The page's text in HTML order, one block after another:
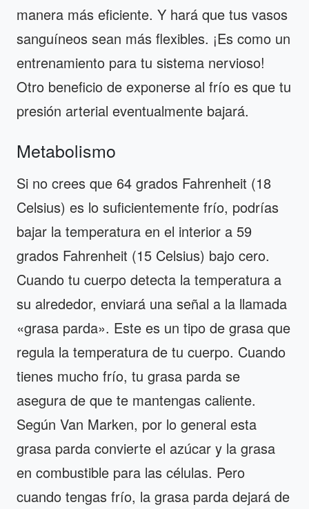
manera más eficiente. Y hará que tus vasos
sanguíneos sean más flexibles. ¡Es como un
entrenamiento para tu sistema nervioso!
Otro beneficio de exponerse al frío es que tu
presión arterial eventualmente bajará.
Metabolismo
Si no crees que 64 grados Fahrenheit (18
Celsius) es lo suficientemente frío, podrías
bajar la temperatura en el interior a 59
grados Fahrenheit (15 Celsius) bajo cero.
Cuando tu cuerpo detecta la temperatura a
su alrededor, enviará una señal a la llamada
«grasa parda». Este es un tipo de grasa que
regula la temperatura de tu cuerpo. Cuando
tienes mucho frío, tu grasa parda se
asegura de que te mantengas caliente.
Según Van Marken, por lo general esta
grasa parda convierte el azúcar y la grasa
en combustible para las células. Pero
cuando tengas frío, la grasa parda dejará de